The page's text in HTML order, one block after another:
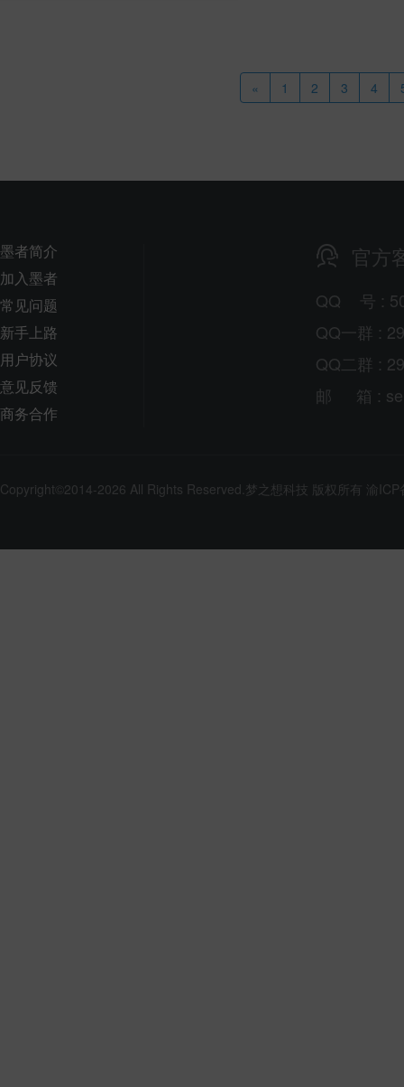
« 1 2 3 4
墨者简介
加入墨者
常见问题
新手上路
用户协议
意见反馈
商务合作
官方
QQ 号 :
QQ一群 :
QQ二群 :
邮
箱 :
Copyright©2014-2026 All Rights Reserved.梦之想科技 版权所有 渝